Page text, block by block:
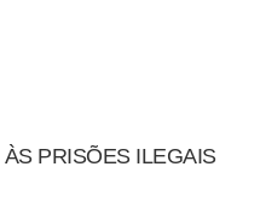
PRISÕES ILEGAIS